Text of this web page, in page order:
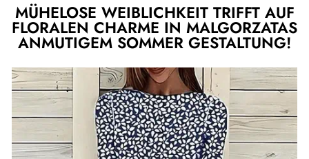
MÜHELOSE WEIBLICHKEIT TRIFFT AUF
FLORALEN CHARME IN MALGORZATAS
ANMUTIGEM SOMMER GESTALTUNG!